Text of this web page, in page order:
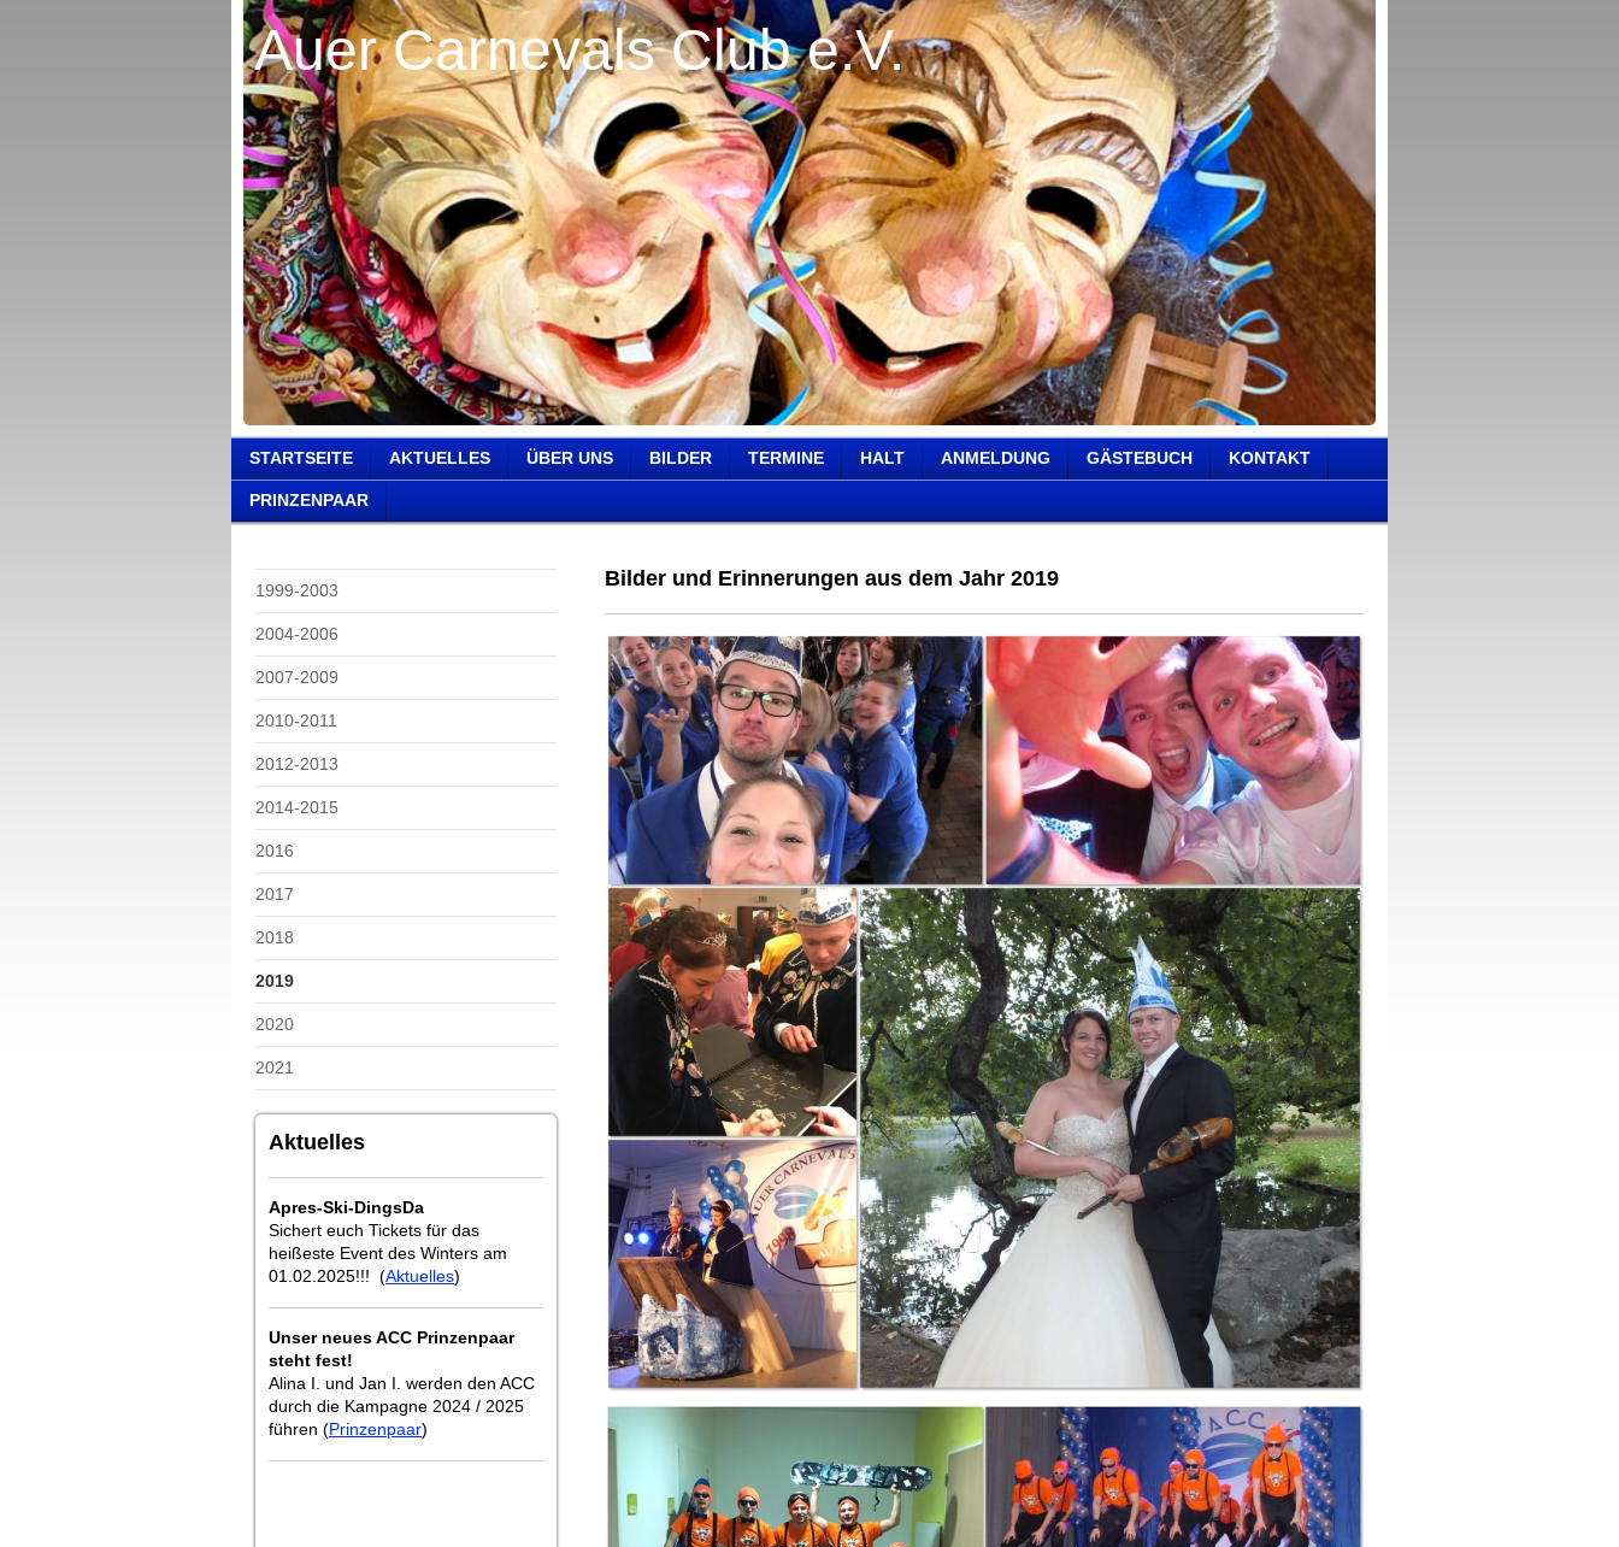
Auer Carnevals Club e.V.
STARTSEITE AKTUELLES ÜBER UNS BILDER TERMINE HALT ANMELDUNG GÄSTEBUCH KONTAKT
PRINZENPAAR
1999-2003
2004-2006
2007-2009
2010-2011
2012-2013
2014-2015
2016
2017
2018
2019
2020
2021
Aktuelles
Apres-Ski-DingsDa
Sichert euch Tickets für das
heißeste Event des Winters am
01.02.2025!!! (Aktuelles)
Unser neues ACC Prinzenpaar
steht fest!
Alina I. und Jan I. werden den ACC
durch die Kampagne 2024 / 2025
führen (Prinzenpaar)
Bilder und Erinnerungen aus dem Jahr 2019